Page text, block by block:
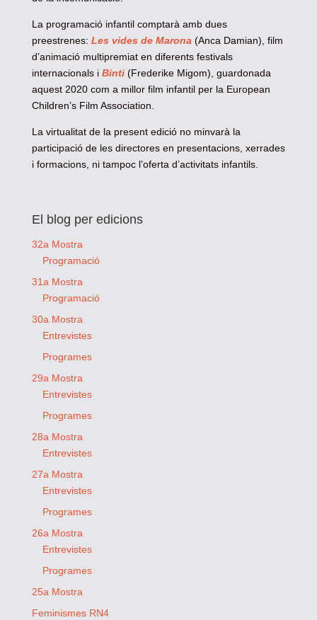
La programació infantil comptarà amb dues
preestrenes: Les vides de Marona(Anca Damian), film
d’animació multipremiat en diferents festivals
internacionals i Binti(Frederike Migom), guardonada
aquest 2020 com a millor film infantil per la European
Children’s Film Association.
La virtualitat de la present edició no minvarà la
participació de les directores en presentacions, xerrades
i formacions, ni tampoc l’oferta d’activitats infantils.
El blog per edicions
32a Mostra
Programació
31a Mostra
Programació
30a Mostra
Entrevistes
Programes
29a Mostra
Entrevistes
Programes
28a Mostra
Entrevistes
27a Mostra
Entrevistes
Programes
26a Mostra
Entrevistes
Programes
25a Mostra
Feminismes RN4